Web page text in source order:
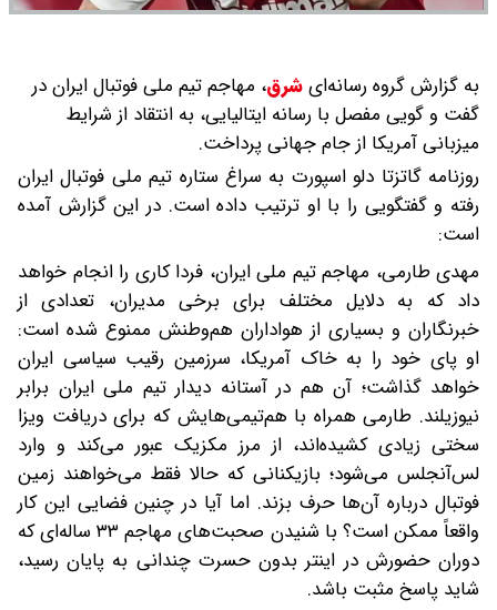
به گزارش گروه رسانه‌ایشرق، مهاجم تیم ملی فوتبال ایران در
گفت و گویی مفصل با رسانه ایتالیایی، به انتقاد از شرایط
میزبانی آمریکا از جام جهانی پرداخت.
روزنامه گاتزتا دلو اسپورت به سراغ ستاره تیم ملی فوتبال ایران
رفته و گفتگویی را با او ترتیب داده است. در این گزارش آمده
است:
مهدی طارمی، مهاجم تیم ملی ایران، فردا کاری را انجام خواهد
داد که به دلایل مختلف برای برخی مدیران، تعدادی از
خبرنگاران و بسیاری از هواداران هم‌وطنش ممنوع شده است:
او پای خود را به خاک آمریکا، سرزمین رقیب سیاسی ایران
خواهد گذاشت؛ آن هم در آستانه دیدار تیم ملی ایران برابر
نیوزیلند. طارمی همراه با هم‌تیمی‌هایش که برای دریافت ویزا
سختی زیادی کشیده‌اند، از مرز مکزیک عبور می‌کند و وارد
لس‌آنجلس می‌شود؛ بازیکنانی که حالا فقط می‌خواهند زمین
فوتبال درباره آن‌ها حرف بزند. اما آیا در چنین فضایی این کار
واقعاً ممکن است؟ با شنیدن صحبت‌های مهاجم ۳۳ ساله‌ای که
دوران حضورش در اینتر بدون حسرت چندانی به پایان رسید،
شاید پاسخ مثبت باشد.